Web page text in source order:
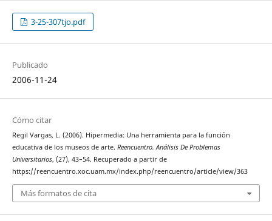
3-25-307tjo.pdf
Publicado
2006-11-24
Cómo citar
Regil Vargas, L. (2006). Hipermedia: Una herramienta para la función
educativa de los museos de arte. Reencuentro. Análisis De Problemas
Universitarios, (27), 43–54. Recuperado a partir de
https://reencuentro.xoc.uam.mx/index.php/reencuentro/article/view/363
Más formatos de cita